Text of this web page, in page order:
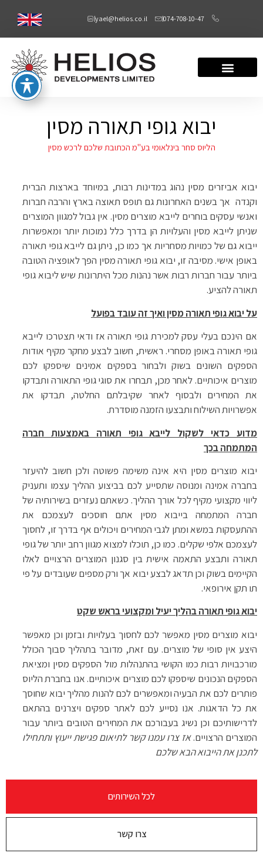
074-708-10-47
yael@helios.co.il
יבוא גופי תאורה מסין
הליוס סחר בינלאומי בע"מ הכתובת שלכם לרכש מסין
יבוא אביזרים מסין נהוג במדינות רבות, במיוחד בארצות הברית
וקנדה אך בשנים האחרונות גם תופס תאוצה בארץ והרבה חברות
ואנשי עסקים בוחרים לייבא מוצרים מסין. אין גבול למגוון המוצרים
שניתן לייבא מסין והעלויות הן בדרך כלל נמוכות יותר ומאפשרות
ייבוא גם של כמויות מסחריות אך כמו כן, ניתן גם לייבא גופי תאורה
באופן אישי. מסיבה זו, יבוא גופי תאורה מסין הפך לאופציה הטובה
ביותר עבור חברות רבות אשר נהנות מכל היתרונות שיש ליבוא גופי
תאורה להציע.
על יבוא גופי תאורה מסין ואיך זה עובד בפועל
אם הינכם בעלי עסק למכירת גופי תאורה אז ודאי תצטרכו לייבא
גופי תאורה באופן מסחרי. ראשית, חשוב לבצע מחקר מקיף אודות
הספקים השונים בשוק ולבחור בספקים אמינים שיספקו לכם
מוצרים איכותיים. לאחר מכן, תבחרו את סוגי גופי התאורה ותבדקו
את המחירים ולבסוף לאחר שקיבלתם החלטה, תבדקו את
אפשרויות השילוח ותבצעו הזמנה מוסדרת.
מדוע כדאי לשקול לייבא גופי תאורה באמצעות חברה
המתמחה בכך
יבוא מוצרים מסין היא אינה משימה פשוטה ולכן חשוב להיעזר
בחברה אמינה ומנוסה שתסייע לכם בביצוע ההליך עצמו ותעניק
ליווי מקצועי מקיף לכל אורך ההליך. כשאתם נעזרים בשירותיה של
חברה המתמחה בייבוא מסין אתם חוסכים לעצמכם את
ההתעסקות במשא ומתן לגבי המחירים ויכולים אף בדרך זו, לחסוך
לעצמכם אלפי שקלים. כמו כן, תוכלו למצוא מגוון רחב יותר של גופי
תאורה ותבצע התאמה אישית בין סגנון המוצרים הרצויים לאלו
הקיימים בשוק וכן תדאג לבצע יבוא אך ורק מספים שעובדים על פי
תו תקן אירופאי.
יבוא גופי תאורה בהליך יעיל ומקצועי בראש שקט
יבוא מוצרים מסין מאפשר לכם לחסוך בעלויות ובזמן וכן מאפשר
היצע אין סופי של מוצרים. עם זאת, מדובר בתהליך סבוך הכולל
מורכבויות רבות כמו הקושי בהתנהלות מול הספקים מסין ומציאת
הספקים הנכונים שיספקו לכם מוצרים איכותיים. אנו בחברת הליוס
פותרים לכם את הבעיה ומאפשרים לכם להנות מהליך יבוא שחוסך
את כל הדאגות. אנו נסייע לכם לאתר ספקים ויצרנים בהתאם
לדרישותיכם וכן נשיג בעבורכם את המחירים הטובים ביותר עבור
המוצרים הרצויים.אז צרו עמנו קשר לתיאום פגישת ייעוץ ותתחילו
לתכנן את הייבוא הבא שלכם
לכל השירותים
צרו קשר